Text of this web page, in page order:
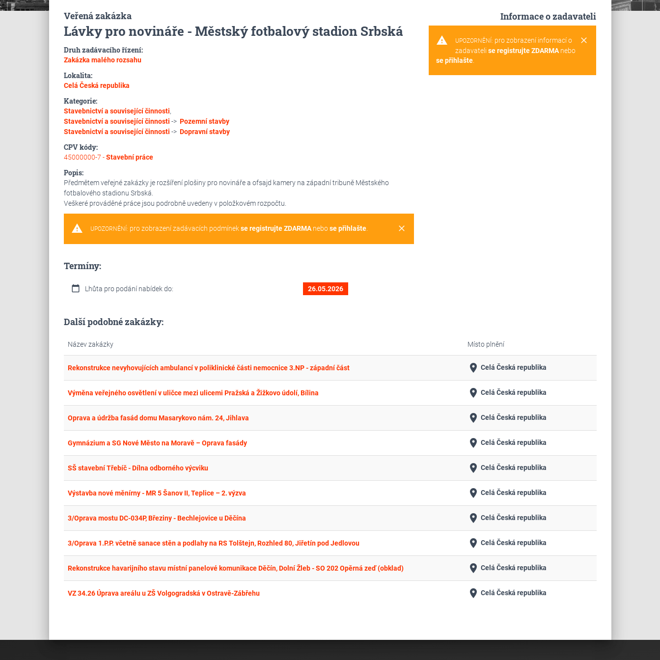
Veřená zakázka
Lávky pro novináře - Městský fotbalový stadion Srbská
Druh zadávacího řízení:
Zakázka malého rozsahu
Lokalita:
Celá Česká republika
Kategorie:
Stavebnictví a související činnosti,
Stavebnictví a související činnosti -> Pozemní stavby
Stavebnictví a související činnosti -> Dopravní stavby
CPV kódy:
45000000-7 -Stavební práce
Popis:
Předmětem veřejné zakázky je rozšíření plošiny pro novináře a ofsajd kamery na západní tribuně Městského
fotbalového stadionu Srbská.
Veškeré prováděné práce jsou podrobně uvedeny v položkovém rozpočtu.
warning clear
UPOZORNĚNÍ: pro zobrazení zadávacích podmínekse registrujte ZDARMAnebose přihlašte.
Termíny:
calendar_today Lhůta pro podání nabídek do: 26.05.2026
Informace o zadavateli
warning clear
UPOZORNĚNÍ: pro zobrazení informací o
zadavateli se registrujte ZDARMAnebo
se přihlašte.
Další podobné zakázky:
Název zakázky Místo plnění
Rekonstrukce nevyhovujících ambulancí v poliklinické části nemocnice 3.NP - západní část place Celá Česká republika
Výměna veřejného osvětlení v uličce mezi ulicemi Pražská a Žižkovo údolí, Bílina place Celá Česká republika
Oprava a údržba fasád domu Masarykovo nám. 24, Jihlava place Celá Česká republika
Gymnázium a SG Nové Město na Moravě – Oprava fasády place Celá Česká republika
SŠ stavební Třebíč - Dílna odborného výcviku place Celá Česká republika
Výstavba nové měnírny - MR 5 Šanov II, Teplice – 2. výzva place Celá Česká republika
3/Oprava mostu DC-034P, Březiny - Bechlejovice u Děčína place Celá Česká republika
3/Oprava 1.P.P. včetně sanace stěn a podlahy na RS Tolštejn, Rozhled 80, Jiřetín pod Jedlovou place Celá Česká republika
Rekonstrukce havarijního stavu místní panelové komunikace Děčín, Dolní Žleb - SO 202 Opěrná zeď (obklad) place Celá Česká republika
VZ 34.26 Úprava areálu u ZŠ Volgogradská v Ostravě-Zábřehu place Celá Česká republika